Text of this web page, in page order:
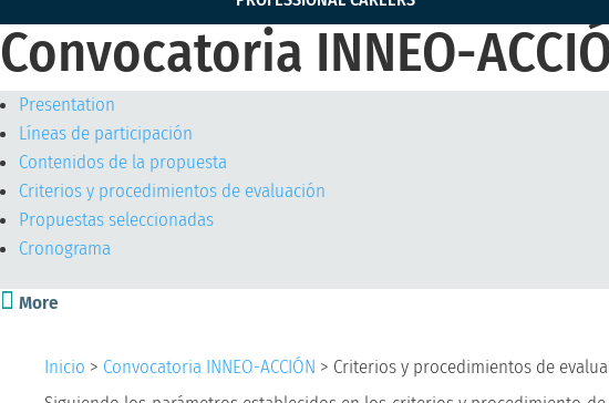
Convocatoria INNEO-
Presentation
Líneas de participación
Contenidos de la propuesta
Criterios y procedimientos de evaluación
Propuestas seleccionadas
Cronograma
 More
Inicio > Convocatoria INNEO-ACCIÓN > Criterios y procedimientos de